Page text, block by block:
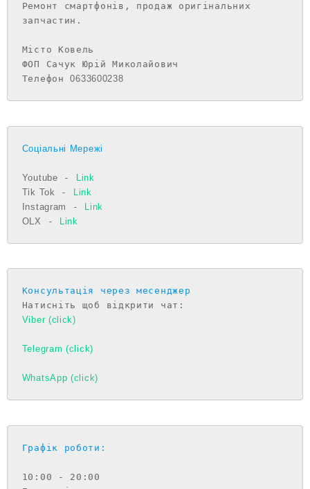
Ремонт смартфонів, продаж оригінальних
запчастин.
Місто Ковель
ФОП Сачук Юрій Миколайович
Телефон 0633600238
Соціальні Мережі
Youtube -
Link
Tik Tok
-
Link
Instagram
-
Link
OLX
- Link
Консультація через месенджер
Viber (click)
Telegram (click)
WhatsApp (click)
Графік роботи:
10:00 - 20:00